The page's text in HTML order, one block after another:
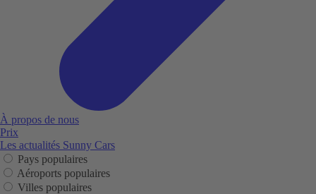
À propos de nous
Prix
Les actualités Sunny Cars
Pays populaires
Aéroports populaires
Villes populaires